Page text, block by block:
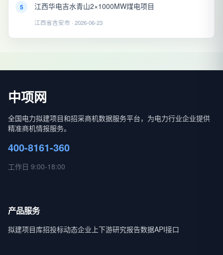
5 江西华电吉水青山2×1000MW煤电项目
江西省吉安市 · 2026-06-23
中项网
全国电力拟建项目和招采商机数据服务平台，为电力行业企业提供
精准商机情报服务。
400-8161-360
工作日 9:00-18:00
产品服务
拟建项目库招投标动态企业上下游研究报告数据API接口